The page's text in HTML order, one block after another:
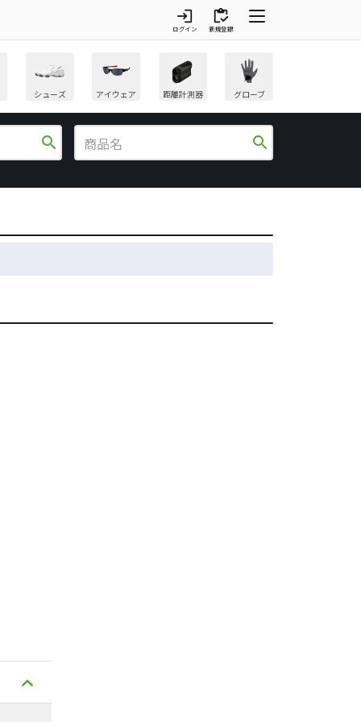
login
ログイン
inventory
新規登録
シューズ アイウェア 距離計測器 グローブ
search search